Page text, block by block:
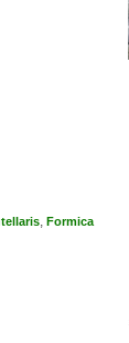
, Formica